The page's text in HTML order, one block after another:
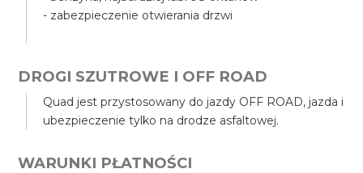
- zabezpieczenie otwierania drzwi
DROGI SZUTROWE I OFF ROAD
Quad jest przystosowany do jazdy OFF ROAD, jazda i
ubezpieczenie tylko na drodze asfaltowej.
WARUNKI PŁATNOŚCI